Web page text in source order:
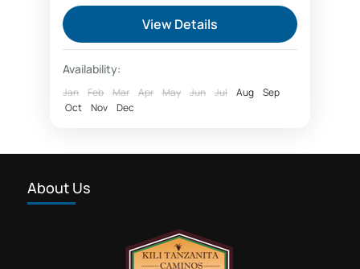
Ascension en groupe du Kilimandjaro
Ascension Kilimandjaro
ascension kilimandjaro prix
Aventures écotouristiques
Nomade Aventure
Rando Run Trekking organise Randonnée
View Details
Availability:
Jan Feb Mar Apr May Jun Jul Aug
Sep
Oct
Nov Dec
About Us